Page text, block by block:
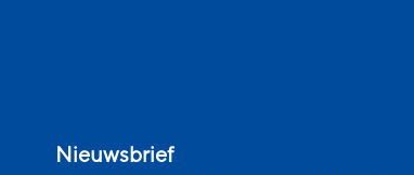
Nieuwsbrief